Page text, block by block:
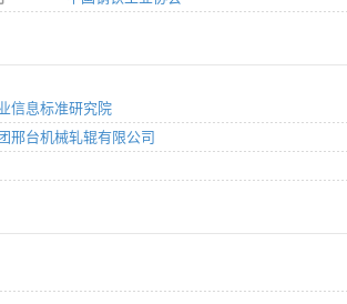
信息标准研究院
邢台机械轧辊有限公司